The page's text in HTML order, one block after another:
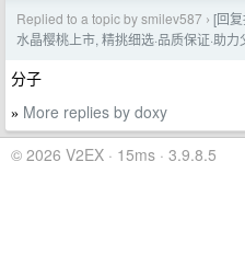
Replied to a topic by smilev587 › [回
水晶樱桃上市, 精挑细选·品质保证·助力
分子
» More replies by doxy
© 2026 V2EX · 15ms · 3.9.8.5